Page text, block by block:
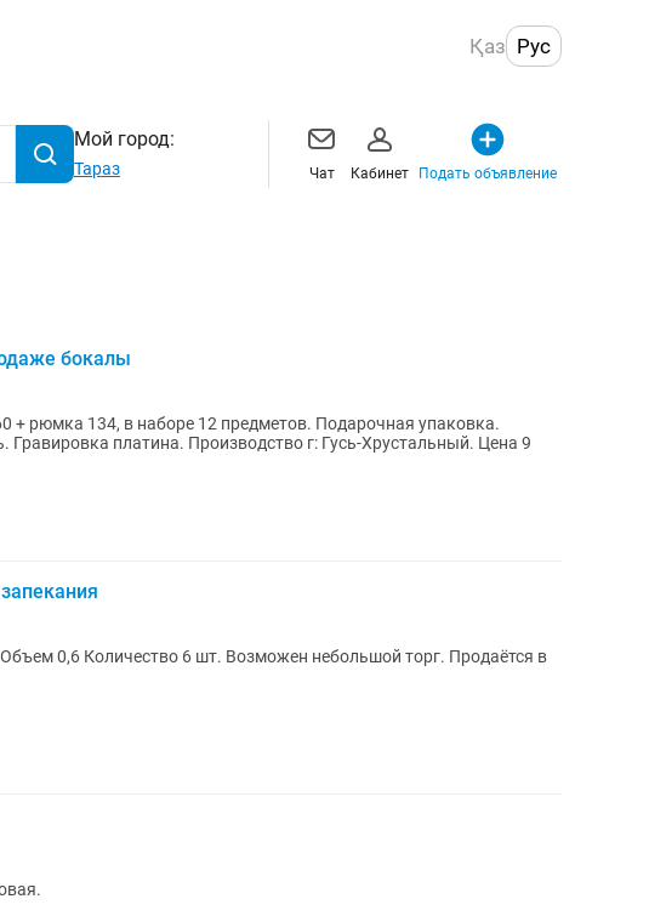
Қаз Рус
Мой город:
Тараз Чат Кабинет Подать объявление
бокалы
+ рюмка 134, в наборе 12 предметов. Подарочная упаковка.
Гравировка платина. Производство г: Гусь-Хрустальный. Цена 9
0,6 Количество 6 шт. Возможен небольшой торг. Продаётся в